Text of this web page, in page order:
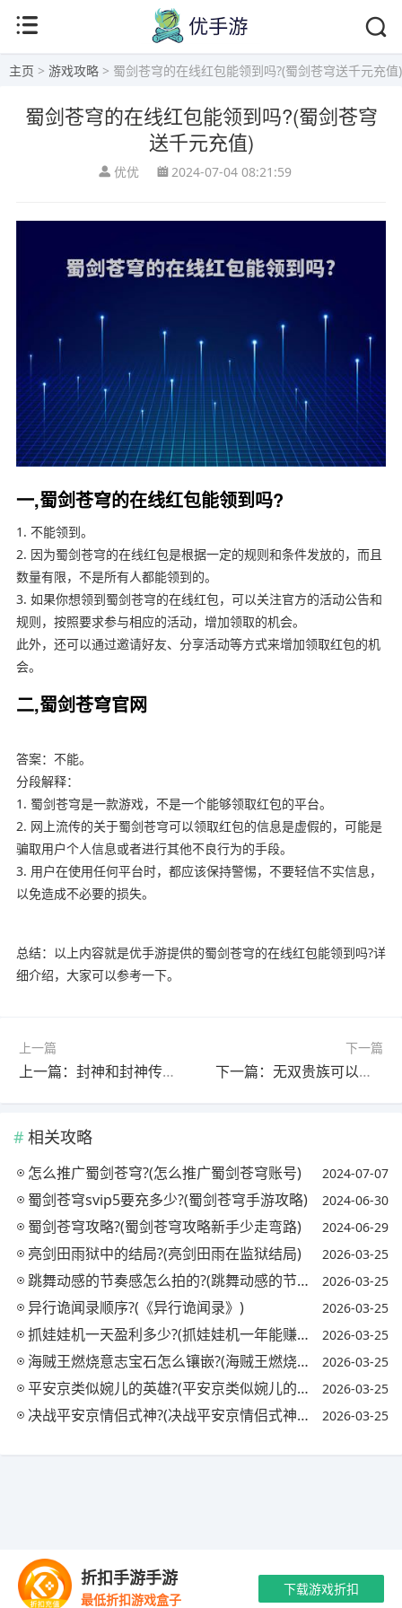
主页 > 游戏攻略 > 蜀剑苍穹的在线红包能领到吗?(蜀剑苍穹送千元充值)
蜀剑苍穹的在线红包能领到吗?(蜀剑苍穹
送千元充值)
优优 2024-07-04 08:21:59
一,蜀剑苍穹的在线红包能领到吗?
1. 不能领到。
2. 因为蜀剑苍穹的在线红包是根据一定的规则和条件发放的，而且
数量有限，不是所有人都能领到的。
3. 如果你想领到蜀剑苍穹的在线红包，可以关注官方的活动公告和
规则，按照要求参与相应的活动，增加领取的机会。
此外，还可以通过邀请好友、分享活动等方式来增加领取红包的机
会。
二,蜀剑苍穹官网
答案：不能。
分段解释：
1. 蜀剑苍穹是一款游戏，不是一个能够领取红包的平台。
2. 网上流传的关于蜀剑苍穹可以领取红包的信息是虚假的，可能是
骗取用户个人信息或者进行其他不良行为的手段。
3. 用户在使用任何平台时，都应该保持警惕，不要轻信不实信息，
以免造成不必要的损失。
总结：以上内容就是优手游提供的蜀剑苍穹的在线红包能领到吗?详
细介绍，大家可以参考一下。
上一篇
上一篇：封神和封神传奇有联系吗?(封神和封神传奇有联系吗)
下一篇
下一篇：无双贵族可以领1000积分吗?(王者荣耀无双礼包怎么抽)
相关攻略
怎么推广蜀剑苍穹?(怎么推广蜀剑苍穹账号) 2024-07-07
蜀剑苍穹svip5要充多少?(蜀剑苍穹手游攻略) 2024-06-30
蜀剑苍穹攻略?(蜀剑苍穹攻略新手少走弯路) 2024-06-29
亮剑田雨狱中的结局?(亮剑田雨在监狱结局) 2026-03-25
跳舞动感的节奏感怎么拍的?(跳舞动感的节奏感怎么拍的视频) 2026-03-25
异行诡闻录顺序?(《异行诡闻录》) 2026-03-25
抓娃娃机一天盈利多少?(抓娃娃机一年能赚多少钱) 2026-03-25
海贼王燃烧意志宝石怎么镶嵌?(海贼王燃烧意志宝石镶嵌攻略) 2026-03-25
平安京类似婉儿的英雄?(平安京类似婉儿的英雄名字) 2026-03-25
决战平安京情侣式神?(决战平安京情侣式神怎么获得) 2026-03-25
折扣手游手游
最低折扣游戏盒子
下载游戏折扣
Copyright © 2021-2035 优手游 版权所有 网站备案号：
2024042416号-1抵制不良游戏 拒绝盗版游戏 注意自我保护 谨防受骗上